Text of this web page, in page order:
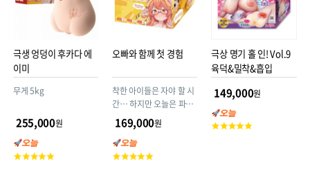
극생 엉덩이 후카다 에
이미
무게 5kg
255,000원
고
오빠와 함께 첫 경험
착한 아이들은 자야 할 시
간… 하지만 오늘은 파자
마 파티♪ 해서는 안 될 밤
샘으로 어른의 계단을 올
라버릴지도!?
169,000원
고
극상 명기 홀 인! Vol.9
육덕&밀착&흡입
149,000원
고